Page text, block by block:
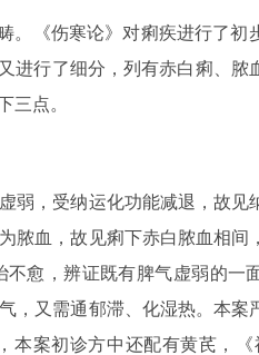
。《伤寒论》对痢疾进行了初
进行了细分，列有赤白痢、脓
三点。
，受纳运化功能减退，故见
血，故见痢下赤白脓血相间
愈，辨证既有脾气虚弱的一
，又需通郁滞、化湿热。本案
本案初诊方中还配有黄芪，